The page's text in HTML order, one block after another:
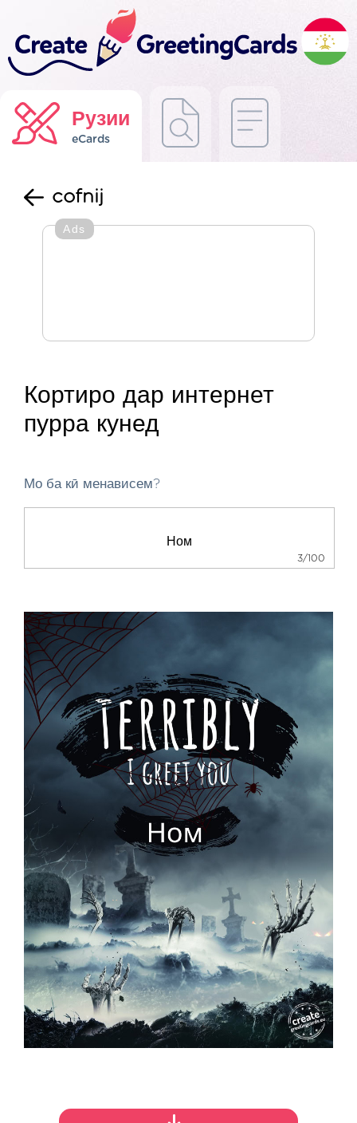
Рузии
eCards
cofnij
Ads
Кортиро дар интернет
пурра кунед
Мо ба кӣ менависем?
3/100